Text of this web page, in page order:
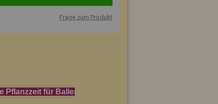
Frage zum Produkt
für Ballenpflanzen beginnt frühestens Mitte